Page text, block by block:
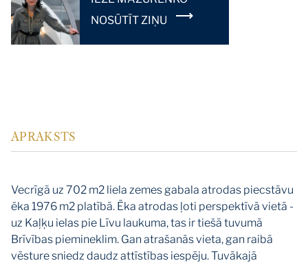
NOSŪTĪT ZIŅU
APRAKSTS
Vecrīgā uz 702 m2 liela zemes gabala atrodas piecstāvu
ēka 1976 m2 platībā. Ēka atrodas ļoti perspektīvā vietā -
uz Kaļķu ielas pie Līvu laukuma, tas ir tiešā tuvumā
Brīvības piemineklim. Gan atrašanās vieta, gan raibā
vēsture sniedz daudz attīstības iespēju. Tuvākajā